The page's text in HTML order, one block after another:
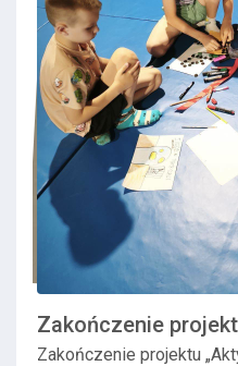
Zakończenie
bezpieczn...
Zakończenie projektu